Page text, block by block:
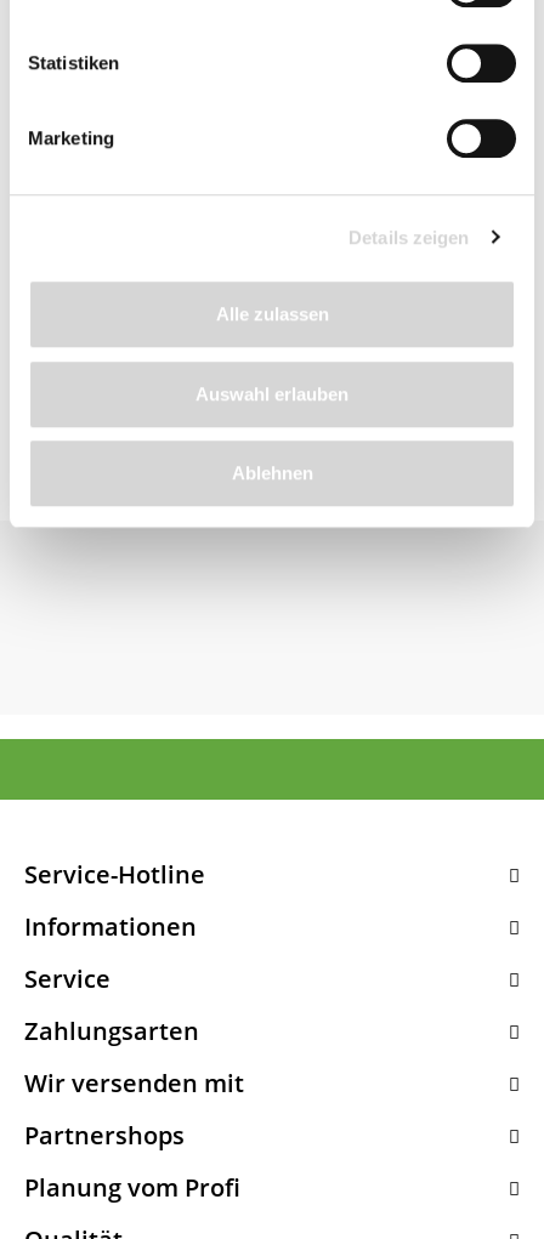
Statistiken
Marketing
Details zeigen
Alle zulassen
Auswahl erlauben
Ablehnen
Beschreibung
Produktsicherheit
Service-Hotline
Informationen
Service
Zahlungsarten
Wir versenden mit
Partnershops
Planung vom Profi